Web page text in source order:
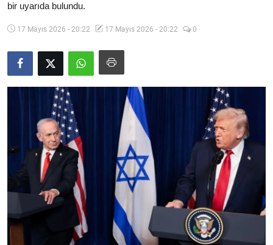
Analiz
Galeri
Yazarlar
Arşiv
İletişim
Türkçe Kurdi
bir uyarıda bulundu.
17 Mayıs 2026 - 20:22 17 Mayıs 2026 - 20:22 0